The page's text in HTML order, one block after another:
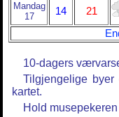
Mandag
17
14
21
10-dagers
Tilgjengelige
kartet.
Hold